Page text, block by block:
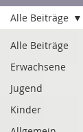
Alle Beiträge
Erwachsene
Jugend
Kinder
Alle Beiträge